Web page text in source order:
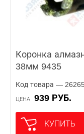
Коронка
38мм 9435
Код товара —
ЦЕНА 939 РУБ.
КУПИТЬ